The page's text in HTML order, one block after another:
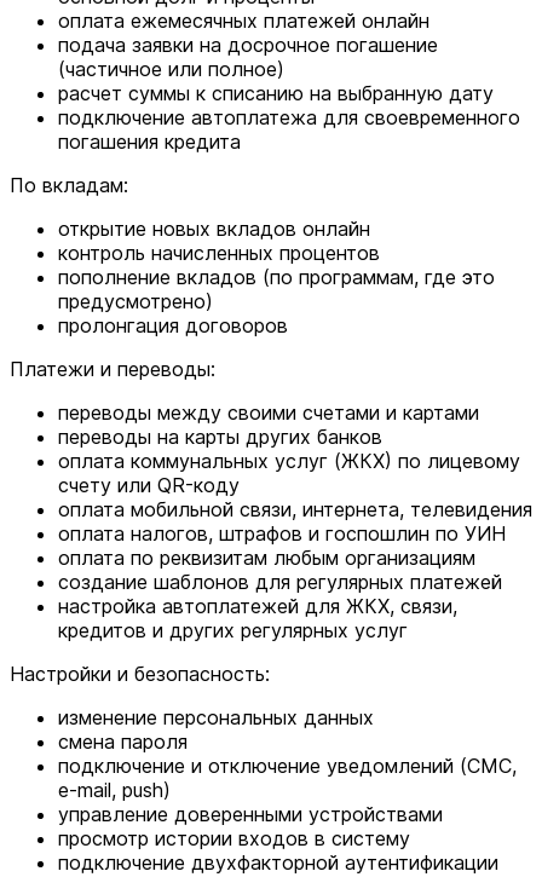
оплата ежемесячных платежей онлайн
подача заявки на досрочное погашение
(частичное или полное)
расчет суммы к списанию на выбранную дату
подключение автоплатежа для своевременного
погашения кредита
По вкладам:
открытие новых вкладов онлайн
контроль начисленных процентов
пополнение вкладов (по программам, где это
предусмотрено)
пролонгация договоров
Платежи и переводы:
переводы между своими счетами и картами
переводы на карты других банков
оплата коммунальных услуг (ЖКХ) по лицевому
счету или QR-коду
оплата мобильной связи, интернета, телевидения
оплата налогов, штрафов и госпошлин по УИН
оплата по реквизитам любым организациям
создание шаблонов для регулярных платежей
настройка автоплатежей для ЖКХ, связи,
кредитов и других регулярных услуг
Настройки и безопасность:
изменение персональных данных
смена пароля
подключение и отключение уведомлений (СМС,
e-mail, push)
управление доверенными устройствами
просмотр истории входов в систему
подключение двухфакторной аутентификации